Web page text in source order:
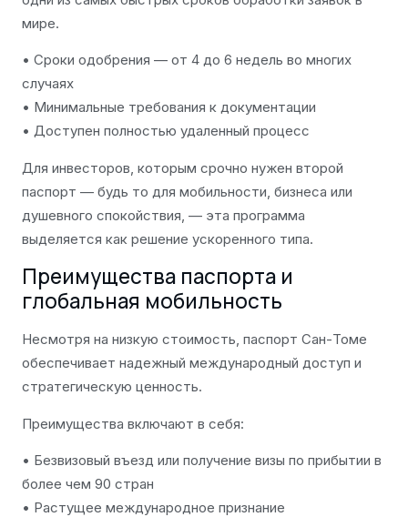
мире.
• Сроки одобрения — от 4 до 6 недель во многих
случаях
• Минимальные требования к документации
• Доступен полностью удаленный процесс
Для инвесторов, которым срочно нужен второй
паспорт — будь то для мобильности, бизнеса или
душевного спокойствия, — эта программа
выделяется как решение ускоренного типа.
Преимущества паспорта и
глобальная мобильность
Несмотря на низкую стоимость, паспорт Сан-Томе
обеспечивает надежный международный доступ и
стратегическую ценность.
Преимущества включают в себя:
• Безвизовый въезд или получение визы по прибытии в
более чем 90 стран
• Растущее международное признание